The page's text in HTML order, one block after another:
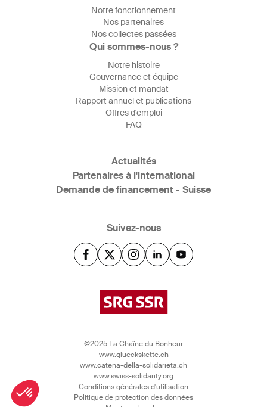
Notre fonctionnement
Nos partenaires
Nos collectes passées
Qui sommes-nous ?
Notre histoire
Gouvernance et équipe
Mission et mandat
Rapport annuel et publications
Offres d'emploi
FAQ
Actualités
Partenaires à l'international
Demande de financement - Suisse
Suivez-nous
@2025 La Chaîne du Bonheur
www.glueckskette.ch
www.catena-della-solidarieta.ch
www.swiss-solidarity.org
Conditions générales d'utilisation
Politique de protection des données